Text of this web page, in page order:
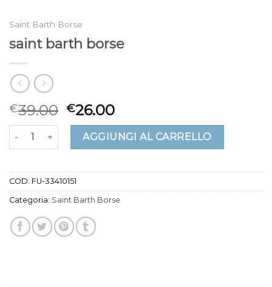
Saint Barth Borse
saint barth borse
€39.00 €26.00
saint barth borse quantitàAGGIUNGI AL CARRELLO
COD: FU-33410151
Categoria: Saint Barth Borse